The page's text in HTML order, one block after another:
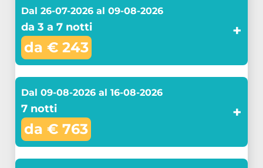
Dal 26-07-2026 al 09-08-2026
da 3 a 7 notti
da € 243
+
Dal 09-08-2026 al 16-08-2026
7 notti
da € 763
+